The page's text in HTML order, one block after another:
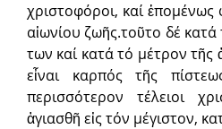
χριστοφόροι, καί ἑπομένως
αἰωνίου ζωῆς.τοῦτο δέ
των καί κατά τό μέτρον τῆς
εἶναι καρπός τῆς
περισσότερον τέλειοι
ἁγιασθῆ εἰς τόν μέγιστον,